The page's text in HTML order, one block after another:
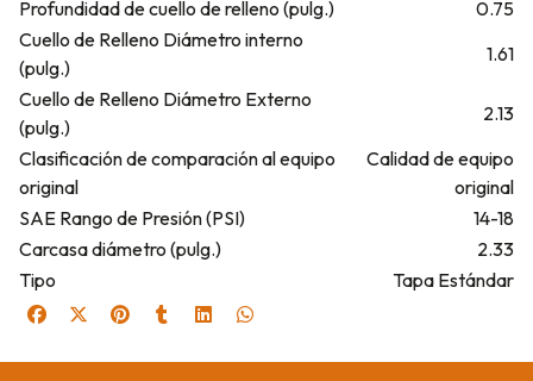
Profundidad de cuello de relleno (pulg.)
0.75
Cuello de Relleno Diámetro interno
(pulg.)
1.61
Cuello de Relleno Diámetro Externo
(pulg.)
2.13
Clasificación de comparación al equipo
original
Calidad de equipo
original
SAE Rango de Presión (PSI)
14-18
Carcasa diámetro (pulg.)
2.33
Tipo
Tapa Estándar